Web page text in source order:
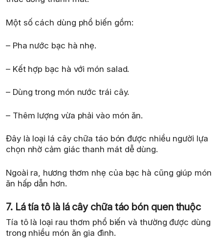
Một số cách dùng phổ biến gồm:
– Pha nước bạc hà nhẹ.
– Kết hợp bạc hà với món salad.
– Dùng trong món nước trái cây.
– Thêm lượng vừa phải vào món ăn.
Đây là loại lá cây chữa táo bón được nhiều người lựa
chọn nhờ cảm giác thanh mát dễ dùng.
Ngoài ra, hương thơm nhẹ của bạc hà cũng giúp món
ăn hấp dẫn hơn.
7. Lá tía tô là lá cây chữa táo bón quen thuộc
Tía tô là loại rau thơm phổ biến và thường được dùng
trong nhiều món ăn gia đình.